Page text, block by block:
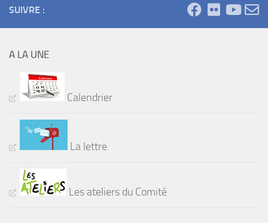
SUIVRE :
A LA UNE
Calendrier
La lettre
Les ateliers du Comité